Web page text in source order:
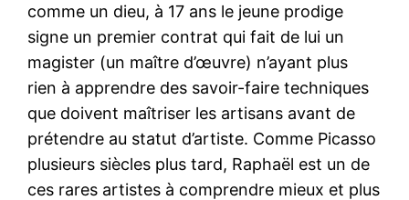
comme un dieu, à 17 ans le jeune prodige
signe un premier contrat qui fait de lui un
magister (un maître d’œuvre) n’ayant plus
rien à apprendre des savoir-faire techniques
que doivent maîtriser les artisans avant de
prétendre au statut d’artiste. Comme Picasso
plusieurs siècles plus tard, Raphaël est un de
ces rares artistes à comprendre mieux et plus